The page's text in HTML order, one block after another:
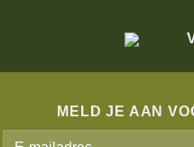
MELD JE AAN